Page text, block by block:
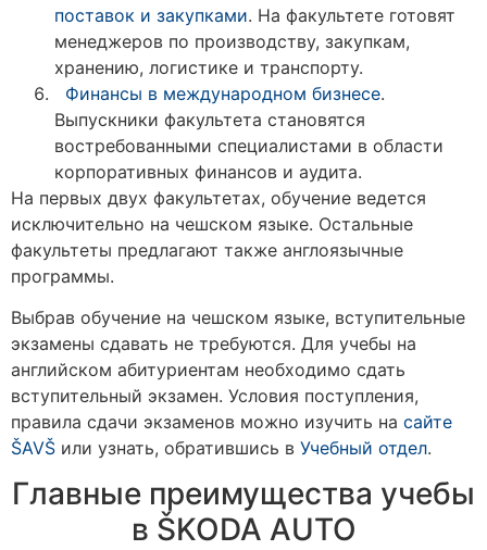
поставок и закупками. На факультете готовят
менеджеров по производству, закупкам,
хранению, логистике и транспорту.
Финансы в международном бизнесе.
Выпускники факультета становятся
востребованными специалистами в области
корпоративных финансов и аудита.
На первых двух факультетах, обучение ведется
исключительно на чешском языке. Остальные
факультеты предлагают также англоязычные
программы.
Выбрав обучение на чешском языке, вступительные
экзамены сдавать не требуются. Для учебы на
английском абитуриентам необходимо сдать
вступительный экзамен. Условия поступления,
правила сдачи экзаменов можно изучить на сайте
ŠAVŠ или узнать, обратившись в Учебный отдел.
Главные преимущества учебы
в ŠKODA AUTO